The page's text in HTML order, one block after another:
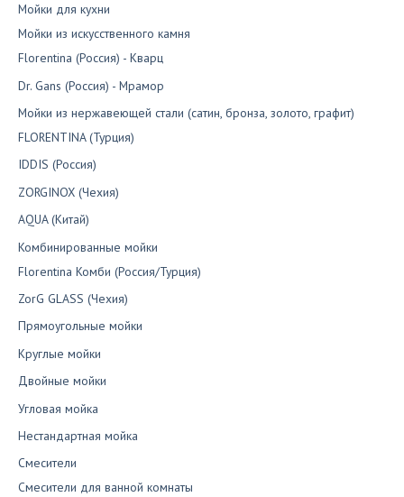
Мойки для кухни
Мойки из искусственного камня
Florentina (Россия) - Кварц
Dr. Gans (Россия) - Мрамор
Мойки из нержавеющей стали (сатин, бронза, золото, графит)
FLORENTINA (Турция)
IDDIS (Россия)
ZORGINOX (Чехия)
AQUA (Китай)
Комбинированные мойки
Florentina Комби (Россия/Турция)
ZorG GLASS (Чехия)
Прямоугольные мойки
Круглые мойки
Двойные мойки
Угловая мойка
Нестандартная мойка
Смесители
Смесители для ванной комнаты